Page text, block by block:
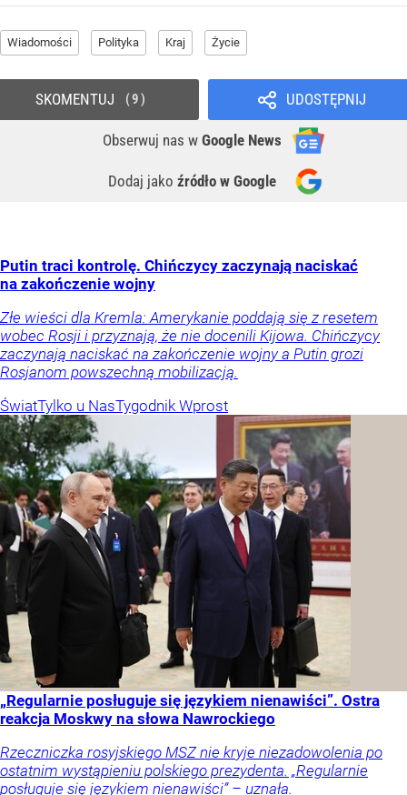
Wiadomości Polityka Kraj Życie
UDOSTĘPNIJ
Obserwuj nas w Google News
Dodaj jako źródło w Google
SKOMENTUJ 9
Putin traci kontrolę. Chińczycy zaczynają naciskać
na zakończenie wojny
Złe wieści dla Kremla: Amerykanie poddają się z resetem
wobec Rosji i przyznają, że nie docenili Kijowa. Chińczycy
zaczynają naciskać na zakończenie wojny a Putin grozi
Rosjanom powszechną mobilizacją.
ŚwiatTylko u NasTygodnik Wprost
„Regularnie posługuje się językiem nienawiści”. Ostra
reakcja Moskwy na słowa Nawrockiego
Rzeczniczka rosyjskiego MSZ nie kryje niezadowolenia po
ostatnim wystąpieniu polskiego prezydenta. „Regularnie
posługuje się językiem nienawiści” – uznała.